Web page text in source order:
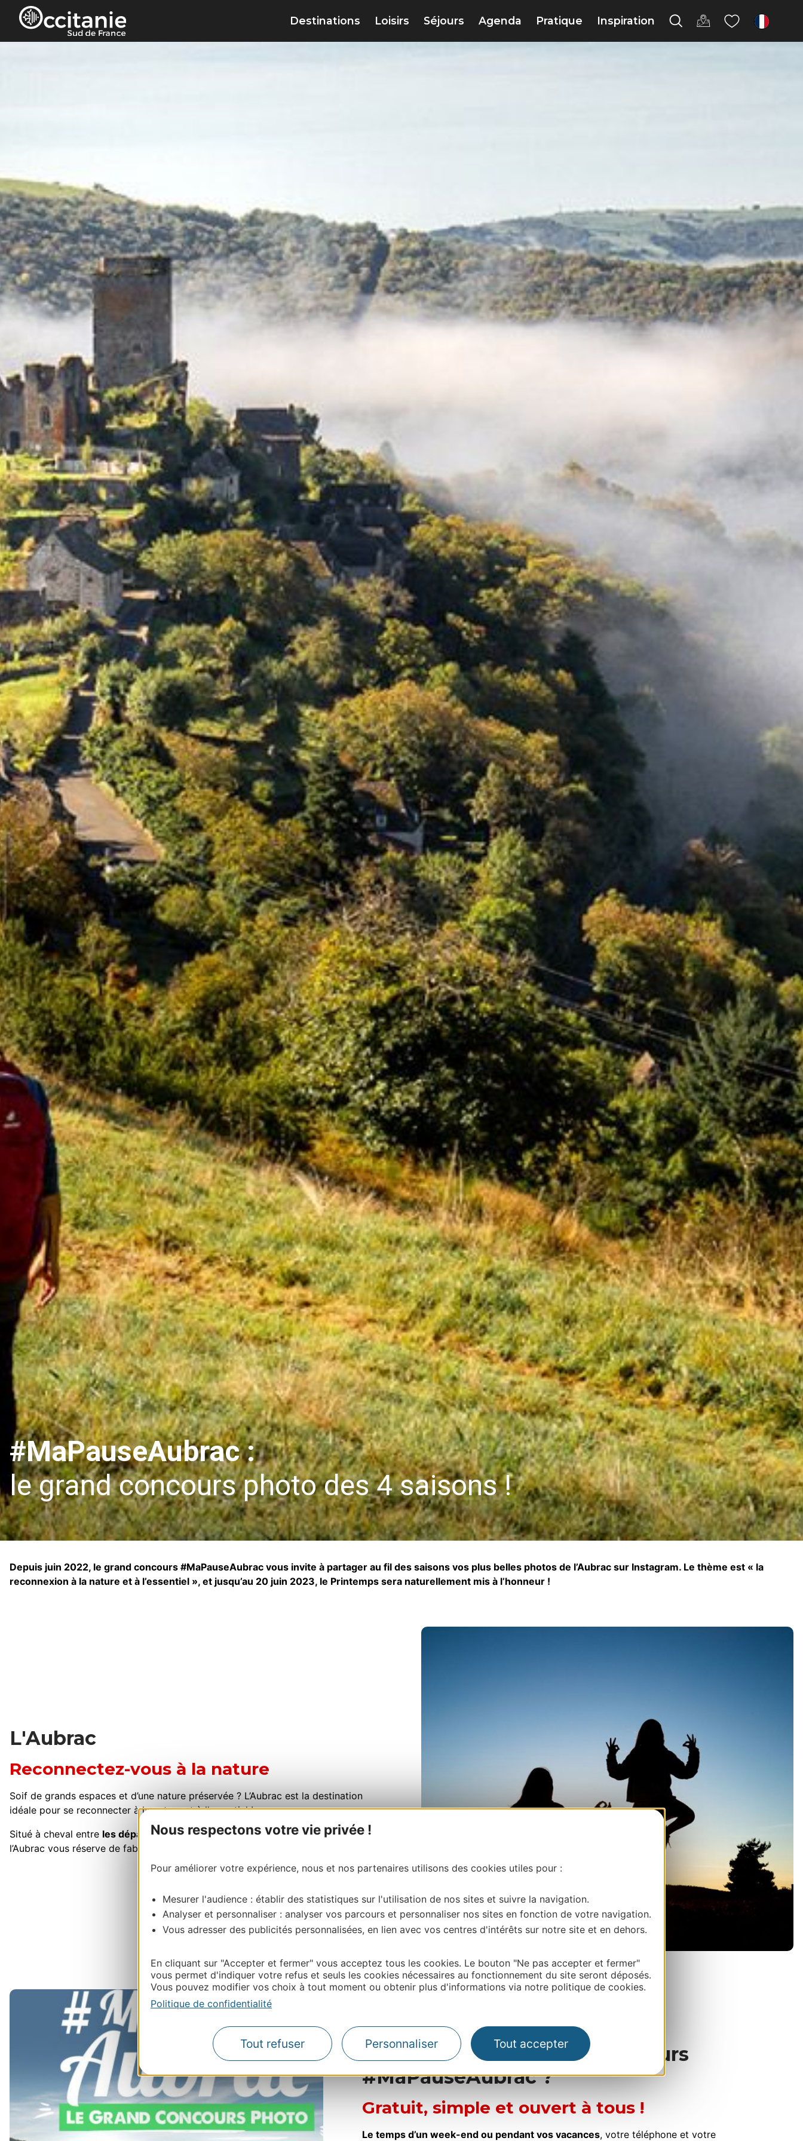
Panneau de gestion des cookies
Nous respectons votre vie privée !
Pour améliorer votre expérience, nous et nos partenaires utilisons des cookies utiles pour :
Mesurer l'audience : établir des statistiques sur l'utilisation de nos sites et suivre la navigation.
Analyser et personnaliser : analyser vos parcours et personnaliser nos sites en fonction de votre navigation.
Vous adresser des publicités personnalisées, en lien avec vos centres d'intérêts sur notre site et en dehors.
En cliquant sur "Accepter et fermer" vous acceptez tous les cookies. Le bouton "Ne pas accepter et fermer"
vous permet d'indiquer votre refus et seuls les cookies nécessaires au fonctionnement du site seront déposés.
Vous pouvez modifier vos choix à tout moment ou obtenir plus d'informations via notre politique de cookies.
Politique de confidentialité
Tout refuser Personnaliser Tout accepter
Destinations Loisirs Séjours Agenda Pratique Inspiration fr
#MaPauseAubrac :
le grand concours photo des 4 saisons !
Depuis juin 2022, le grand concours #MaPauseAubrac vous invite à partager au fil des saisons vos plus belles photos de l’Aubrac sur Instagram. Le thème est « la
reconnexion à la nature et à l’essentiel », et jusqu’au 20 juin 2023, le Printemps sera naturellement mis à l’honneur !
L'Aubrac
Reconnectez-vous à la nature
Soif de grands espaces et d’une nature préservée ? L’Aubrac est la destination
idéale pour se reconnecter à la nature et à l’essentiel !
Situé à cheval entre les départements du Cantal, de l’Aveyron et de la Lozère
l’Aubrac vous réserve de fabuleux voyages et des expériences inoubliables.
L'Aubrac © Benoît Colomb
Comment participer au concours
#MaPauseAubrac ?
Gratuit, simple et ouvert à tous !
Le temps d’un week-end ou pendant vos vacances, votre téléphone et votre